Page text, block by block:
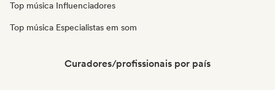
Top música Influenciadores
Top música Especialistas em som
Curadores/profissionais por país